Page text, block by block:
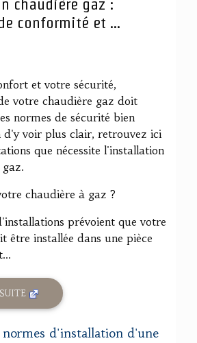
chaudière gaz :
conformité et ...
et votre sécurité,
votre chaudière gaz doit
normes de sécurité bien
d'y voir plus clair, retrouvez ici
que nécessite l'installation
chaudière à gaz ?
prévoient que votre
être installée dans une pièce
normes d'installation d'une